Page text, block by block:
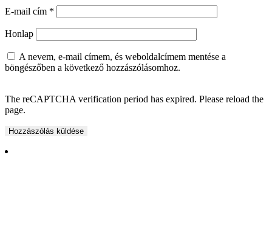
E-mail cím *
Honlap
A nevem, e-mail címem, és weboldalcímem mentése a
böngészőben a következő hozzászólásomhoz.
The reCAPTCHA verification period has expired. Please reload the
page.